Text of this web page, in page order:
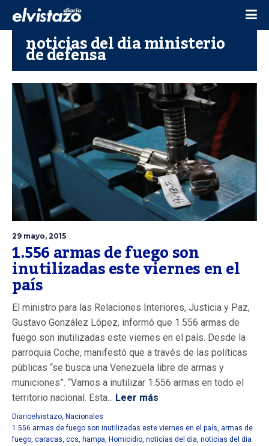
noticias del dia ministerio
de defensa
29 mayo, 2015
1.556 armas de fuego son
inutilizadas este viernes en el
país
El ministro para las Relaciones Interiores, Justicia y Paz,
Gustavo González López, informó que 1.556 armas de
fuego son inutilizadas este viernes en el país. Desde la
parroquia Coche, manifestó que a través de las políticas
públicas “se busca una Venezuela libre de armas y
municiones”. “Vamos a inutilizar 1.556 armas en todo el
territorio nacional. Esta... Leer más
Diarioelvistazo, Nacionales
1.556 armas de fuego son inutilizadas este viernes en el país, armas de
fuego, caracas, ccs, hampa, Homicidio, noticias del dia, noticias del dia